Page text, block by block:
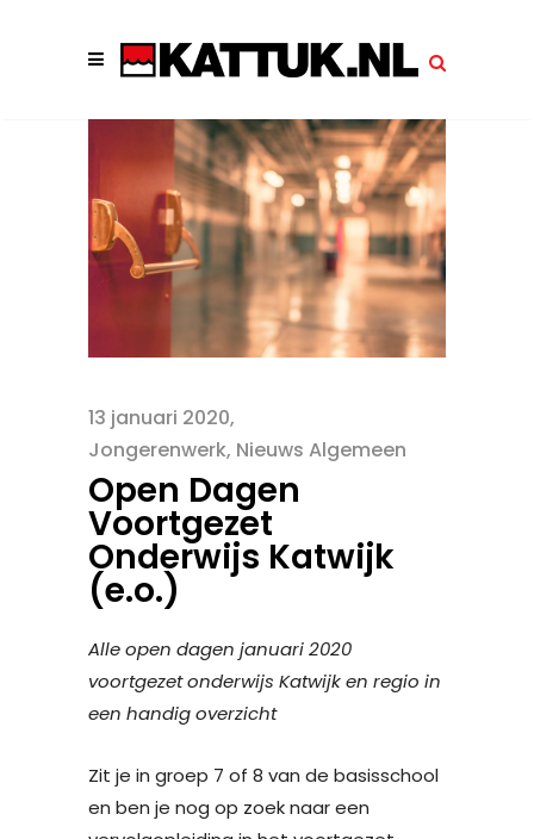
13 januari 2020
Jongerenwerk, Nieuws Algemeen
Open Dagen
Voortgezet
Onderwijs Katwijk
(e.o.)
Alle open dagen januari 2020
voortgezet onderwijs Katwijk en regio in
een handig overzicht
Zit je in groep 7 of 8 van de basisschool
en ben je nog op zoek naar een